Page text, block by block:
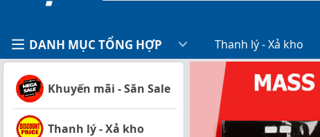
DANH MỤC TỔNG HỢP Thanh lý - Xả kho
Khuyến mãi - Săn Sale
Thanh lý - Xả kho